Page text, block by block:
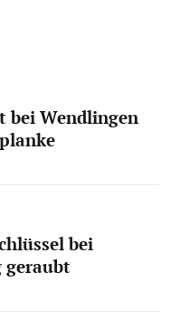
bei Wendlingen
bei
geraubt